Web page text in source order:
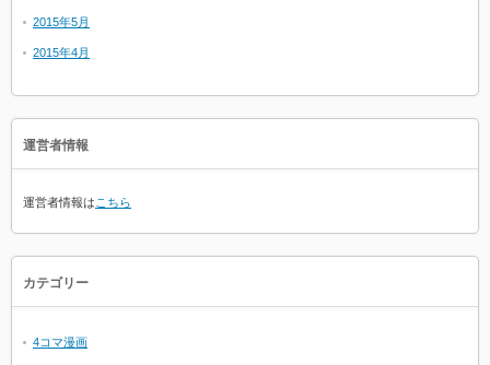
2015年5月
2015年4月
運営者情報
運営者情報は こちら
カテゴリー
4コマ漫画